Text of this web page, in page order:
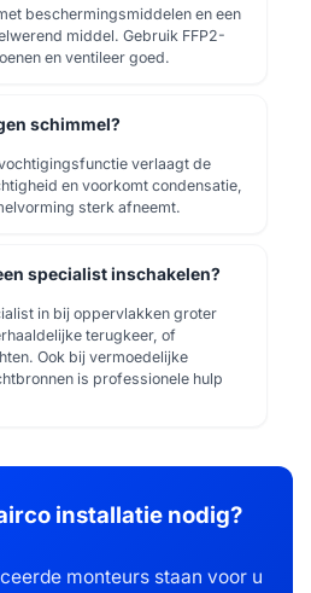
beschermingsmiddelen en een
middel. Gebruik FFP2-
en ventileer goed.
schimmel?
verlaagt de
en voorkomt condensatie,
sterk afneemt.
specialist inschakelen?
in bij oppervlakken groter
terugkeer, of
Ook bij vermoedelijke
is professionele hulp
installatie nodig?
monteurs staan voor u